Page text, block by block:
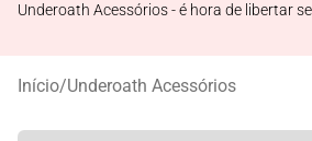
Underoath Acessórios - é hora de libertar
Início/Underoath Acessórios